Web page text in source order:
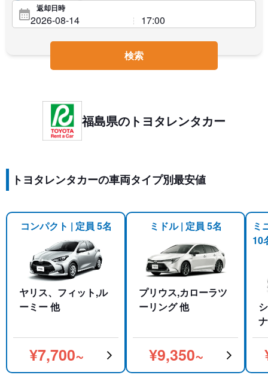
返却日時
検索
福島県のトヨタレンタカー
トヨタレンタカーの車両タイプ別最安値
コンパクト | 定員 5名
ヤリス、フィット,ル
ーミー 他
¥7,700~
ミドル | 定員 5名
プリウス,カローラツ
ーリング 他
¥9,350~
ミ
10